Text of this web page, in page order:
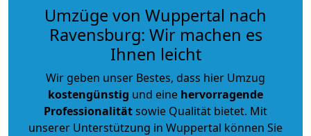
Umzüge von Wuppertal nach
Ravensburg: Wir machen es
Ihnen leicht
Wir geben unser Bestes, dass hier Umzug
kostengünstig und eine hervorragende
Professionalitätsowie Qualität bietet. Mit
unserer Unterstützung in Wuppertal können Sie